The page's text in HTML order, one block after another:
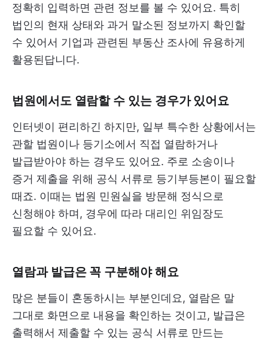
정확히 입력하면 관련 정보를 볼 수 있어요. 특히
법인의 현재 상태와 과거 말소된 정보까지 확인할
수 있어서 기업과 관련된 부동산 조사에 유용하게
활용된답니다.
법원에서도 열람할 수 있는 경우가 있어요
인터넷이 편리하긴 하지만, 일부 특수한 상황에서는
관할 법원이나 등기소에서 직접 열람하거나
발급받아야 하는 경우도 있어요. 주로 소송이나
증거 제출을 위해 공식 서류로 등기부등본이 필요할
때죠. 이때는 법원 민원실을 방문해 정식으로
신청해야 하며, 경우에 따라 대리인 위임장도
필요할 수 있어요.
열람과 발급은 꼭 구분해야 해요
많은 분들이 혼동하시는 부분인데요, 열람은 말
그대로 화면으로 내용을 확인하는 것이고, 발급은
출력해서 제출할 수 있는 공식 서류로 만드는